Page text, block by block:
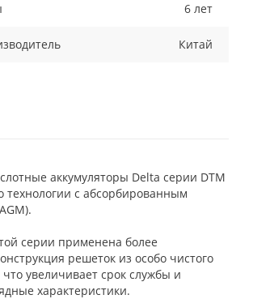
6 лет
Китай
аккумуляторы Delta серии DTM
технологии с абсорбированным
серии применена более
решеток из особо чистого
увеличивает срок службы и
характеристики.